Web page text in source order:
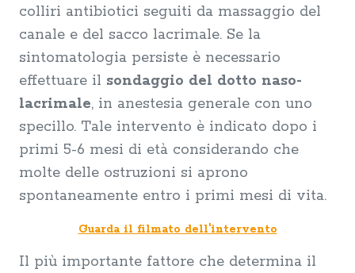
colliri antibiotici seguiti da massaggio del
canale e del sacco lacrimale. Se la
sintomatologia persiste è necessario
effettuare il sondaggio del dotto naso-
lacrimale, in anestesia generale con uno
specillo. Tale intervento è indicato dopo i
primi 5-6 mesi di età considerando che
molte delle ostruzioni si aprono
spontaneamente entro i primi mesi di vita.
Guarda il filmato dell'intervento
Il più importante fattore che determina il